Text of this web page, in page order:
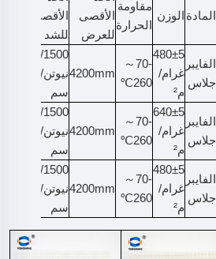
المادة الوزن
مقاومة
الحرارة
الأقصى
للعرض
الأقصى
للشد
الفايبر
جلاس
480±5
غرام/
م²
-70～
260℃
4200mm
1600/1500
سم
الفايبر
جلاس
640±5
غرام/
م²
-70～
260℃
4200mm
2200/1500
سم
الفايبر
جلاس
480±5
غرام/
م²
-70～
260℃
4200mm
2100/1500
سم